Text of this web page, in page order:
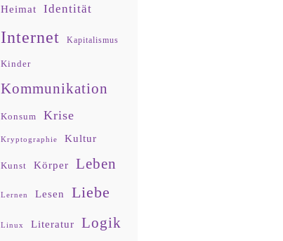
Heimat Identität
Internet Kapitalismus
Kinder
Kommunikation
Konsum Krise
Kryptographie Kultur
Kunst Körper Leben
Lernen Lesen Liebe
Linux Literatur Logik